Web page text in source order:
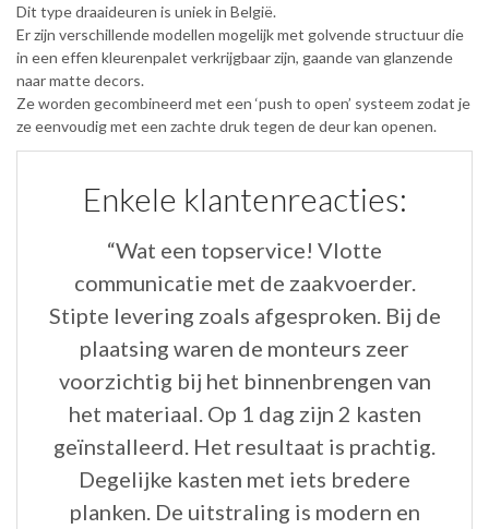
Dit type draaideuren is uniek in België.
Er zijn verschillende modellen mogelijk met golvende structuur die
in een effen kleurenpalet verkrijgbaar zijn, gaande van glanzende
naar matte decors.
Ze worden gecombineerd met een ‘push to open’ systeem zodat je
ze eenvoudig met een zachte druk tegen de deur kan openen.
Enkele klantenreacties:
“Wat een topservice! Vlotte
communicatie met de zaakvoerder.
Stipte levering zoals afgesproken. Bij de
plaatsing waren de monteurs zeer
voorzichtig bij het binnenbrengen van
het materiaal. Op 1 dag zijn 2 kasten
geïnstalleerd. Het resultaat is prachtig.
Degelijke kasten met iets bredere
planken. De uitstraling is modern en